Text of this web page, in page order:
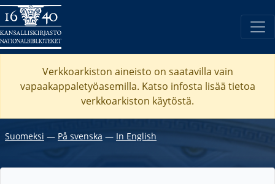
Verkkoarkiston aineisto on saatavilla vain
vapaakappaletyöasemilla. Katso infosta lisää tietoa
verkkoarkiston käytöstä.
Suomeksi ― På svenska ― In English